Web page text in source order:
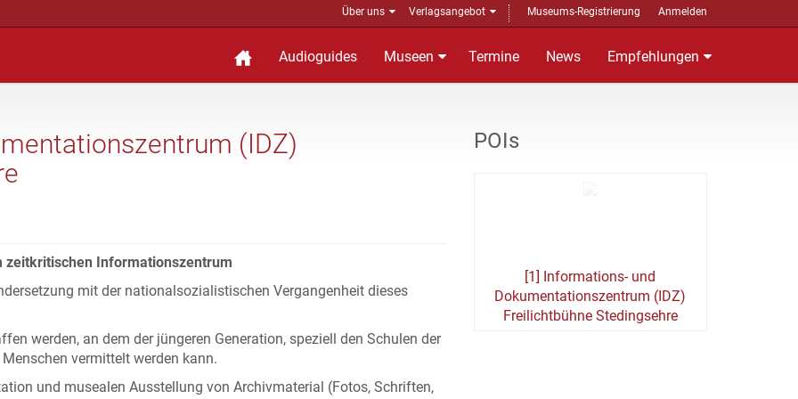
Über uns Verlagsangebot Museums-Registrierung Anmelden
Audioguides Museen Termine News Empfehlungen
(IDZ)
zeitkritischen Informationszentrum
mit der nationalsozialistischen Vergangenheit dieses
werden, an dem der jüngeren Generation, speziell den Schulen der
vermittelt werden kann.
und musealen Ausstellung von Archivmaterial (Fotos, Schriften,
POIs
[1] Informations- und
Dokumentationszentrum (IDZ)
Freilichtbühne Stedingsehre